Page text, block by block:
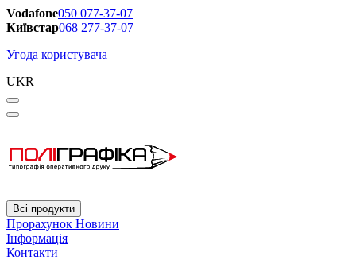
Vodafone050 077-37-07
Київстар068 277-37-07
Угода користувача
UKR
Всі продукти
Прорахунок Новини
Інформація
Контакти